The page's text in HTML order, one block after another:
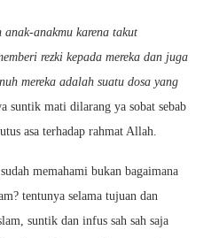
anakmu karena takut
rezki kepada mereka dan juga
mereka adalah suatu dosa yang
suntik mati dilarang ya sobat sebab
asa terhadap rahmat Allah.
memahami bukan bagaimana
tentunya selama tujuan dan
suntik dan infus sah sah saja